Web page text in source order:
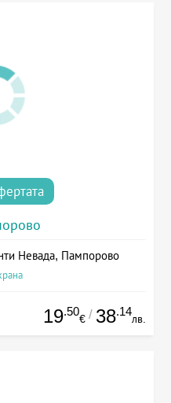
Невада, Пампорово
19.50
€ / 38.14
лв.